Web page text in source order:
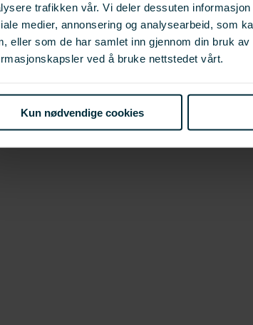
trafikken vår. Vi deler dessuten
medier, annonsering og analysearbeid, som
eller som de har samlet inn gjennom din bruk
ved å bruke nettstedet vårt.
Kun nødvendige cookies
i andre næringer